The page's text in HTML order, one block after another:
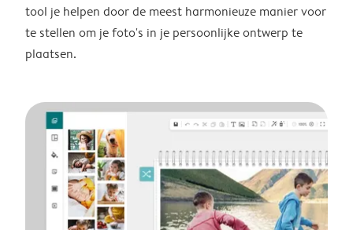
tool je helpen door de meest harmonieuze manier voor
te stellen om je foto's in je persoonlijke ontwerp te
plaatsen.